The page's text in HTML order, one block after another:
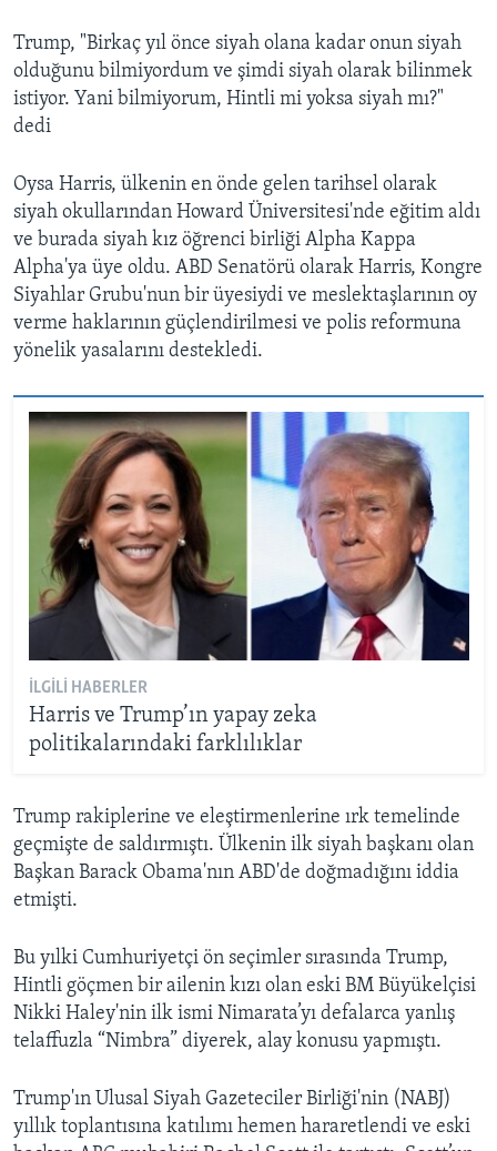
Trump, "Birkaç yıl önce siyah olana kadar onun siyah
olduğunu bilmiyordum ve şimdi siyah olarak bilinmek
istiyor. Yani bilmiyorum, Hintli mi yoksa siyah mı?"
dedi
Oysa Harris, ülkenin en önde gelen tarihsel olarak
siyah okullarından Howard Üniversitesi'nde eğitim aldı
ve burada siyah kız öğrenci birliği Alpha Kappa
Alpha'ya üye oldu. ABD Senatörü olarak Harris, Kongre
Siyahlar Grubu'nun bir üyesiydi ve meslektaşlarının oy
verme haklarının güçlendirilmesi ve polis reformuna
yönelik yasalarını destekledi.
İLGILI HABERLER
Harris ve Trump’ın yapay zeka
politikalarındaki farklılıklar
Trump rakiplerine ve eleştirmenlerine ırk temelinde
geçmişte de saldırmıştı. Ülkenin ilk siyah başkanı olan
Başkan Barack Obama'nın ABD'de doğmadığını iddia
etmişti.
Bu yılki Cumhuriyetçi ön seçimler sırasında Trump,
Hintli göçmen bir ailenin kızı olan eski BM Büyükelçisi
Nikki Haley'nin ilk ismi Nimarata’yı defalarca yanlış
telaffuzla “Nimbra” diyerek, alay konusu yapmıştı.
Trump'ın Ulusal Siyah Gazeteciler Birliği'nin (NABJ)
yıllık toplantısına katılımı hemen hararetlendi ve eski